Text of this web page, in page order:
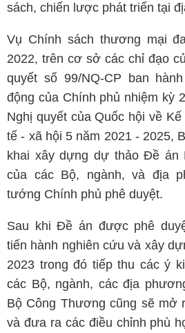
sách, chiến lược phát triển tại
Vụ Chính sách thương mại
2022, trên cơ sở các chỉ đạo
quyết số 99/NQ-CP ban
động của Chính phủ nhiệm kỳ
Nghị quyết của Quốc hội về
tế - xã hội 5 năm 2021 - 2025,
khai xây dựng dự thảo Đề án
của các Bộ, ngành, và địa
tướng Chính phủ phê duyệt.
Sau khi Đề án được phê
tiến hành nghiên cứu và xây
2023 trong đó tiếp thu các ý
các Bộ, ngành, các địa
Bộ Công Thương cũng sẽ mở
và đưa ra các điều chỉnh phù